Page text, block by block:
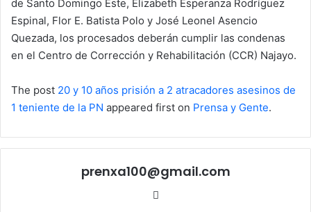
de Santo Domingo Este, Elizabeth Esperanza Rodríguez
Espinal, Flor E. Batista Polo y José Leonel Asencio
Quezada, los procesados deberán cumplir las condenas
en el Centro de Corrección y Rehabilitación (CCR) Najayo.
The post 20 y 10 años prisión a 2 atracadores asesinos de
1 teniente de la PN appeared first on Prensa y Gente.
prenxa100@gmail.com